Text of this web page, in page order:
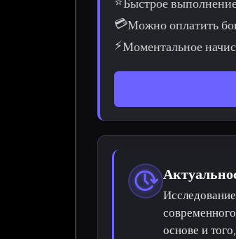
💳Можно оплатить
⚡Моментальное
основе и